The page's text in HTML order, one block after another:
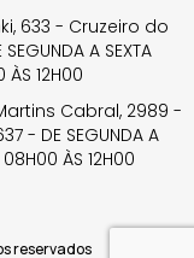
633 - Cruzeiro do
A SEXTA
ÀS 12H00
Cabral, 2989 -
- DE SEGUNDA A
08H00 ÀS 12H00
reservados